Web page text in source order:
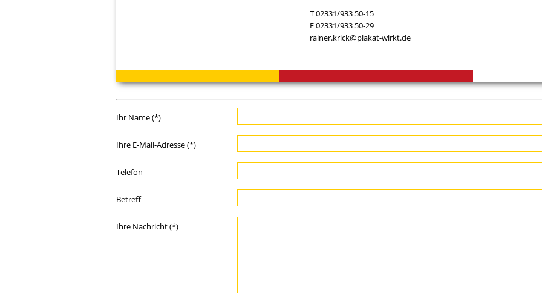
T 02331/933 50-15
F 02331/933 50-29
rainer.krick@plakat-wirkt.de
Ihr Name (*)
Ihre E-Mail-Adresse (*)
Telefon
Betreff
Ihre Nachricht (*)